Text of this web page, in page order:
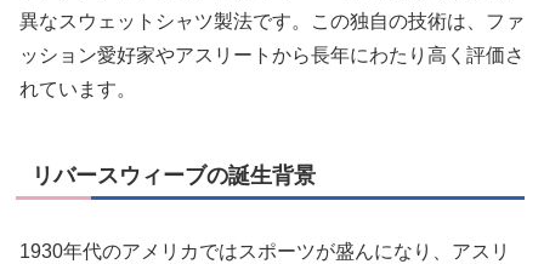
異なスウェットシャツ製法です。この独自の技術は、ファ
ッション愛好家やアスリートから長年にわたり高く評価さ
れています。
リバースウィーブの誕生背景
1930年代のアメリカではスポーツが盛んになり、アスリ